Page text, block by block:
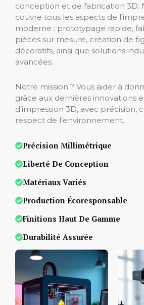
conception et de fabrication 3D.
couvre tous les aspects de
moderne : prototypage rapide,
pièces sur mesure, création de
décoratifs, ainsi que solutions
avancées.
Notre mission ? Vous aider à
grâce aux dernières innovations
d’impression 3D, avec précision,
respect de l’environnement.
Précision Millimétrique
Liberté De Conception
Matériaux Variés
Production Écoresponsable
Finitions Haut De Gamme
Durabilité Assurée